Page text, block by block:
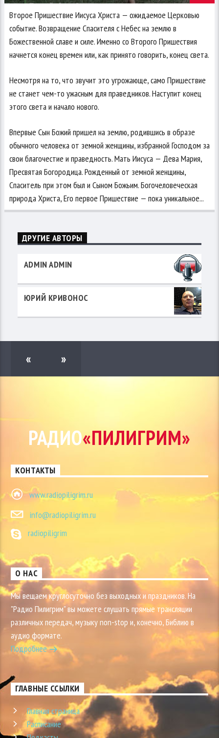
Второе Пришествие Иисуса Христа — ожидаемое Церковью
событие. Возвращение Спасителя с Небес на землю в
Божественной славе и силе. Именно со Второго Пришествия
начнется конец времен или, как принято говорить, конец света.
Несмотря на то, что звучит это угрожающе, само Пришествие
не станет чем-то ужасным для праведников. Наступит конец
этого света и начало нового.
Впервые Сын Божий пришел на землю, родившись в образе
обычного человека от земной женщины, избранной Господом за
свои благочестие и праведность. Мать Иисуса — Дева Мария,
Пресвятая Богородица. Рожденный от земной женщины,
Спаситель при этом был и Сыном Божьим. Богочеловеческая
природа Христа, Его первое Пришествие — пока уникальное...
ДРУГИЕ АВТОРЫ
ADMIN ADMIN
ЮРИЙ КРИВОНОС
« »
РАДИО«ПИЛИГРИМ»
КОНТАКТЫ
www.radiopiligrim.ru
info@radiopiligrim.ru
radiopiligrim
О НАС
Мы вещаем круглосуточно без выходных и праздников. На
"Радио Пилигрим" вы можете слушать прямые трансляции
различных передач, музыку non-stop и, конечно, Библию в
аудио формате.
Подробнее
ГЛАВНЫЕ ССЫЛКИ
Главная страница
Расписание